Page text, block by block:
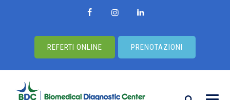
REFERTI ONLINE PRENOTAZIONI